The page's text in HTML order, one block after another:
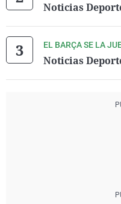
Noticias
EL BARÇA SE LA
Noticias